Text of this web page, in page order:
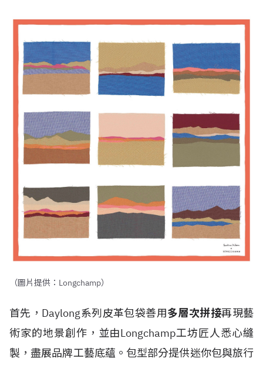
（圖片提供：Longchamp）
首先，Daylong系列皮革包袋善用多層次拼接再現藝
術家的地景創作，並由Longchamp工坊匠人悉心縫
製，盡展品牌工藝底蘊。包型部分提供迷你包與旅行